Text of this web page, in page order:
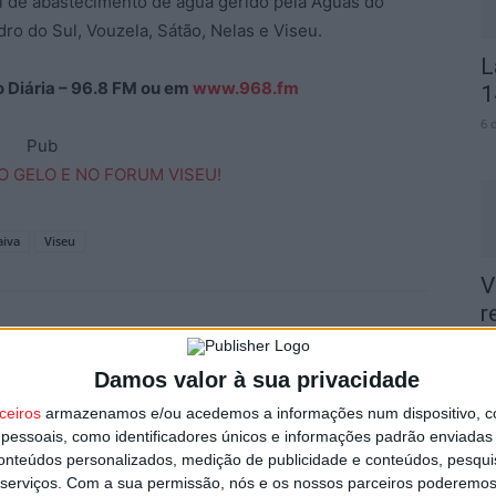
Damos valor à sua privacidade
armazenamos e/ou acedemos a informações num dispositivo,
como identificadores únicos e informações padrão
personalizados, medição de publicidade e conteúdos,
Com a sua permissão, nós e os nossos parceiros
do Sul, Vouzela, Sátão, Nelas e Viseu.
– 96.8 FM ou em www.968.fm
Pub
Viseu
Próximo artigo
Futebol: Tondela com 11 jogadores em final de
6